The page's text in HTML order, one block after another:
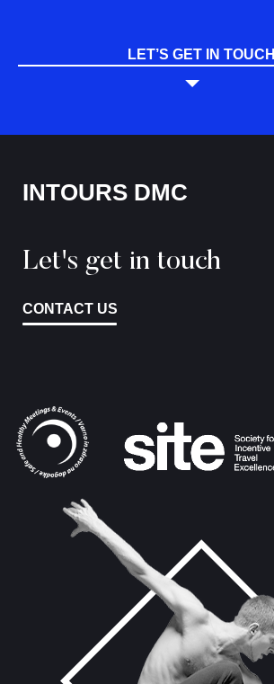
LET’S GET IN TOUCH
INTOURS DMC
Let's get in touch
CONTACT US